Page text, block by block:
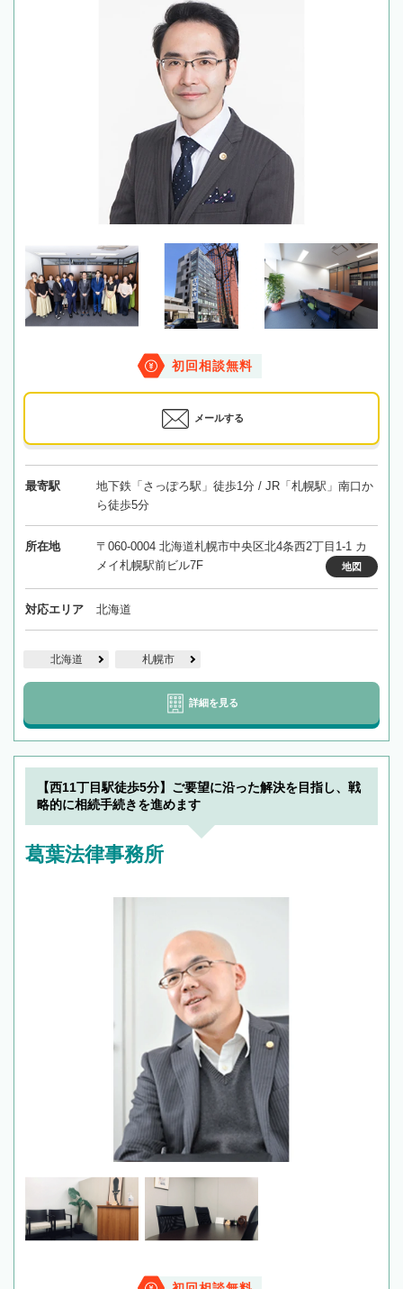
初回相談無料
メールする
最寄駅
地下鉄「さっぽろ駅」徒歩1分 / JR「札幌駅」南口か
ら徒歩5分
所在地
〒060-0004 北海道札幌市中央区北4条西2丁目1-1 カ
メイ札幌駅前ビル7F
地図
対応エリア 北海道
北海道 札幌市
詳細を見る
【西11丁目駅徒歩5分】ご要望に沿った解決を目指し、戦
略的に相続手続きを進めます
葛葉法律事務所